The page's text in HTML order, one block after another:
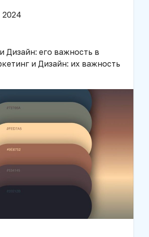
Дизайн: его важность в
и Дизайн: их важность